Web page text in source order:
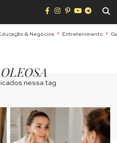
& Negócios Entretenimento
nessa tag